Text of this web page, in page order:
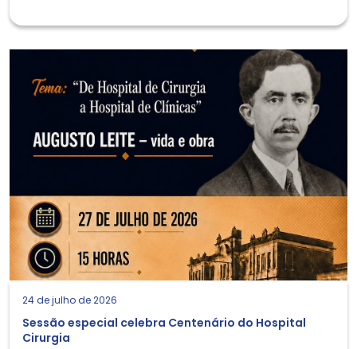
24 de julho de 2026
Sessão especial celebra Centenário do Hospital
Cirurgia